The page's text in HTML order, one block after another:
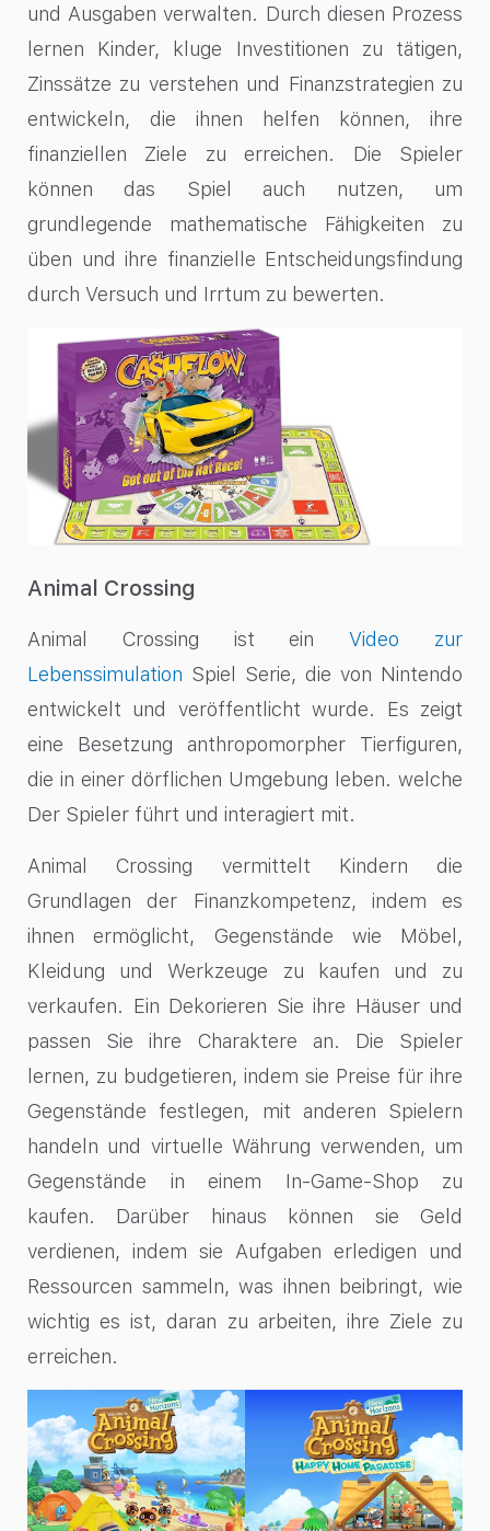
und Ausgaben verwalten. Durch diesen Prozess
lernen Kinder, kluge Investitionen zu tätigen,
Zinssätze zu verstehen und Finanzstrategien zu
entwickeln, die ihnen helfen können, ihre
finanziellen Ziele zu erreichen. Die Spieler
können das Spiel auch nutzen, um
grundlegende mathematische Fähigkeiten zu
üben und ihre finanzielle Entscheidungsfindung
durch Versuch und Irrtum zu bewerten.
Animal Crossing
Animal Crossing ist einVideo zur
Lebenssimulation Spiel
Serie, die von Nintendo
entwickelt und veröffentlicht wurde. Es zeigt
eine Besetzung anthropomorpher Tierfiguren,
die in einer dörflichen Umgebung leben. welche
Der Spieler führt und interagiert mit.
Animal Crossing vermittelt Kindern die
Grundlagen der Finanzkompetenz, indem es
ihnen ermöglicht, Gegenstände wie Möbel,
Kleidung und Werkzeuge zu kaufen und zu
verkaufen. Ein Dekorieren Sie ihre Häuser und
passen Sie ihre Charaktere an. Die Spieler
lernen, zu budgetieren, indem sie Preise für ihre
Gegenstände festlegen, mit anderen Spielern
handeln und virtuelle Währung verwenden, um
Gegenstände in einem In-Game-Shop zu
kaufen. Darüber hinaus können sie Geld
verdienen, indem sie Aufgaben erledigen und
Ressourcen sammeln, was ihnen beibringt, wie
wichtig es ist, daran zu arbeiten, ihre Ziele zu
erreichen.